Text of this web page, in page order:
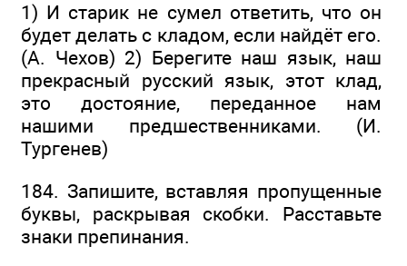
1) И старик не сумел ответить, что он
будет делать с кладом, если найдёт его.
(А. Чехов) 2) Берегите наш язык, наш
прекрасный русский язык, этот клад,
это достояние, переданное нам
нашими предшественниками. (И.
Тургенев)
184. Запишите, вставляя пропущенные
буквы, раскрывая скобки. Расставьте
знаки препинания.